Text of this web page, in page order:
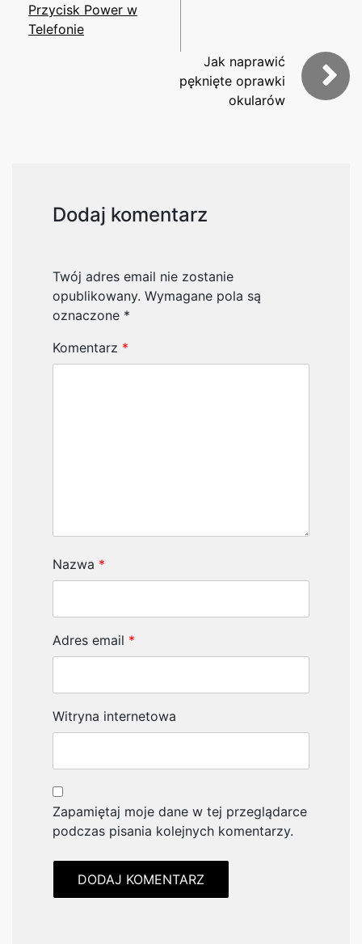
Przycisk Power w
Telefonie
Jak naprawić
pęknięte oprawki
okularów
Dodaj komentarz
Twój adres email nie zostanie
opublikowany. Wymagane pola są
oznaczone *
Komentarz *
Nazwa *
Adres email *
Witryna internetowa
Zapamiętaj moje dane w tej przeglądarce
podczas pisania kolejnych komentarzy.